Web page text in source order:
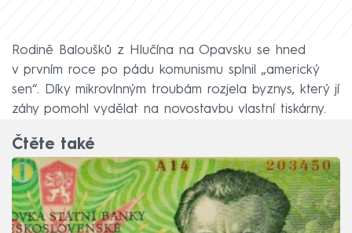
Rodině Baloušků z Hlučína na Opavsku se hned
v prvním roce po pádu komunismu splnil „americký
sen“. Díky mikrovlnným troubám rozjela byznys, který jí
záhy pomohl vydělat na novostavbu vlastní tiskárny.
Čtěte také